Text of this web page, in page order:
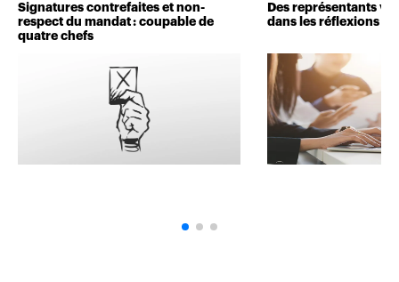
Signatures contrefaites et non-
respect du mandat : coupable de
quatre chefs
Des représentants
dans les réflexions de